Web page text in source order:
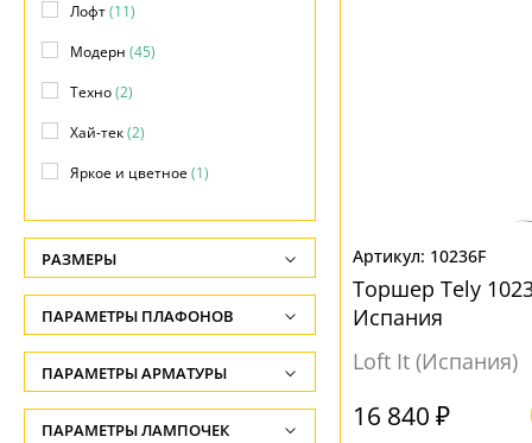
10236F
Торшер Tely
Испания
Loft It (Испания)
16 840 ₽
Лофт(11)
Модерн (45)
Техно(2)
Хай-тек(2)
Яркое и цветное(1)
РАЗМЕРЫ
Высота, см
-
Ширина, см
-
ПАРАМЕТРЫ ПЛАФОНОВ
ФОРМА ПЛАФОНА
Без плафона(4)
ПАРАМЕТРЫ АРМАТУРЫ
ЦВЕТ АРМАТУРЫ
ПАРАМЕТРЫ ЛАМПОЧЕК